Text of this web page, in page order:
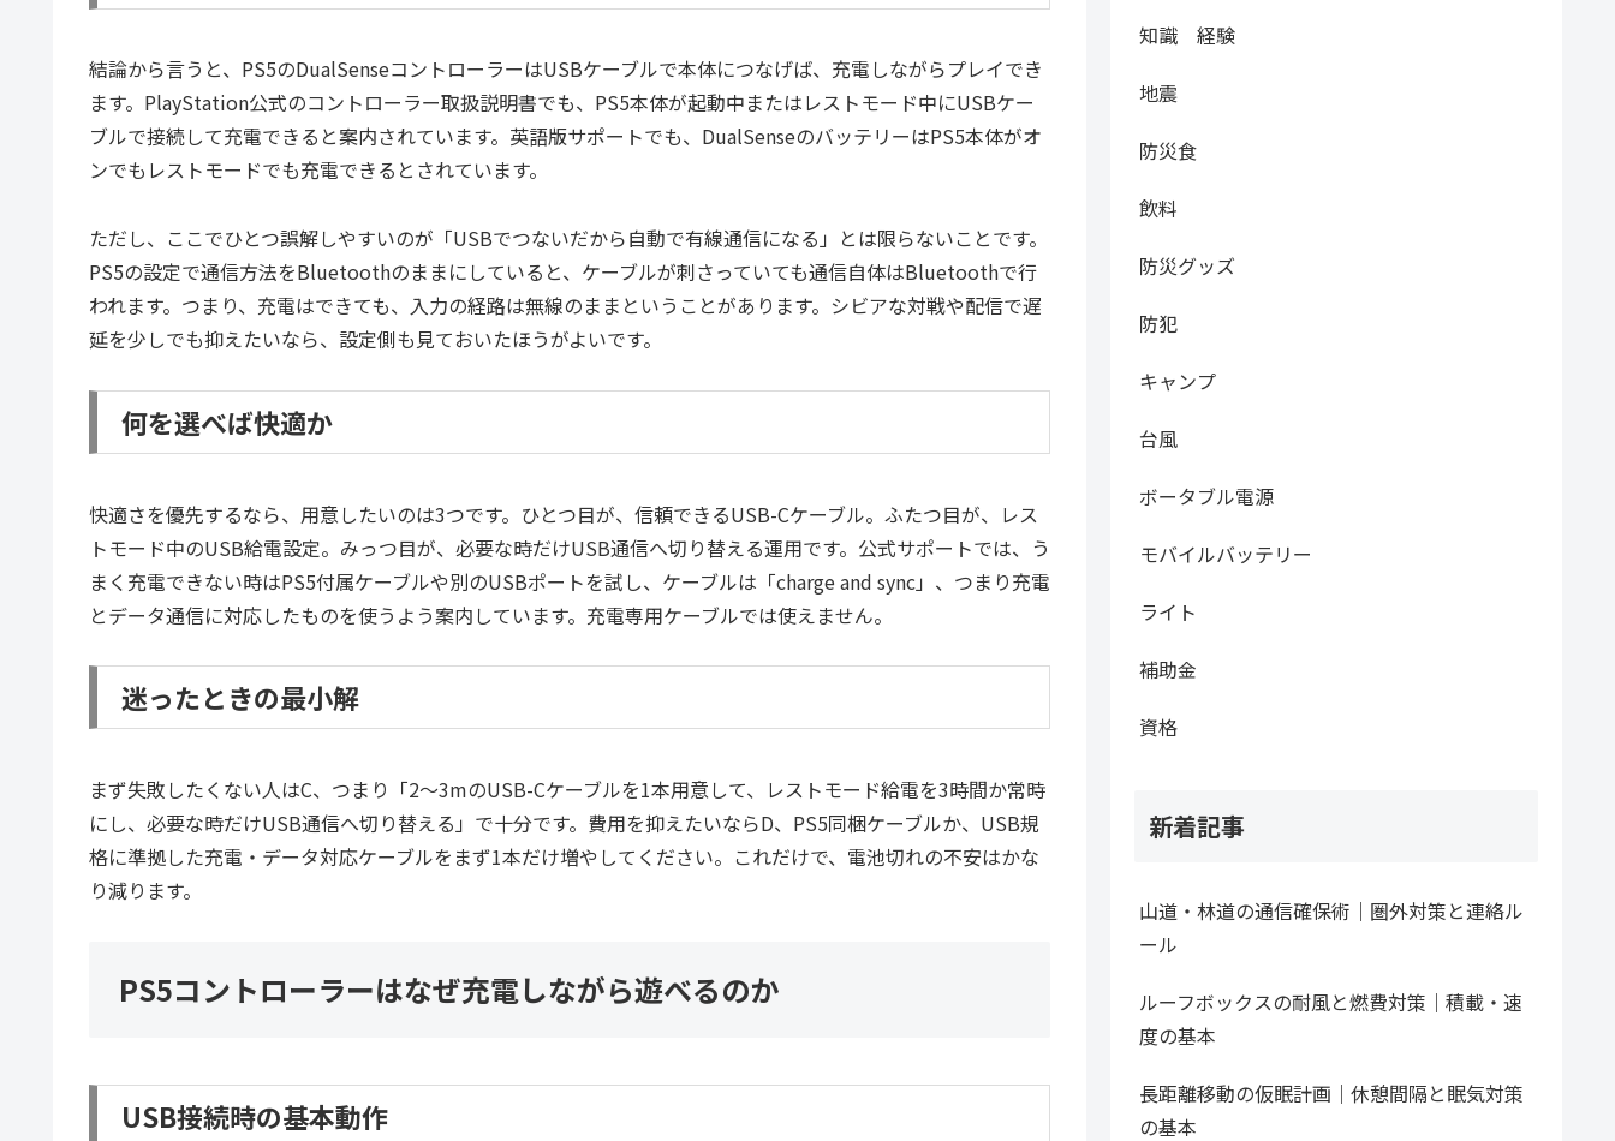
結論から言うと、PS5のDualSenseコントローラーはUSBケーブルで本体につなげば、充電しながらプレイでき
ます。PlayStation公式のコントローラー取扱説明書でも、PS5本体が起動中またはレストモード中にUSBケー
ブルで接続して充電できると案内されています。英語版サポートでも、DualSenseのバッテリーはPS5本体がオ
ンでもレストモードでも充電できるとされています。
ただし、ここでひとつ誤解しやすいのが「USBでつないだから自動で有線通信になる」とは限らないことです。
PS5の設定で通信方法をBluetoothのままにしていると、ケーブルが刺さっていても通信自体はBluetoothで行
われます。つまり、充電はできても、入力の経路は無線のままということがあります。シビアな対戦や配信で遅
延を少しでも抑えたいなら、設定側も見ておいたほうがよいです。
何を選べば快適か
快適さを優先するなら、用意したいのは3つです。ひとつ目が、信頼できるUSB-Cケーブル。ふたつ目が、レス
トモード中のUSB給電設定。みっつ目が、必要な時だけUSB通信へ切り替える運用です。公式サポートでは、う
まく充電できない時はPS5付属ケーブルや別のUSBポートを試し、ケーブルは「charge and sync」、つまり充電
とデータ通信に対応したものを使うよう案内しています。充電専用ケーブルでは使えません。
迷ったときの最小解
まず失敗したくない人はC、つまり「2〜3mのUSB-Cケーブルを1本用意して、レストモード給電を3時間か常時
にし、必要な時だけUSB通信へ切り替える」で十分です。費用を抑えたいならD、PS5同梱ケーブルか、USB規
格に準拠した充電・データ対応ケーブルをまず1本だけ増やしてください。これだけで、電池切れの不安はかな
り減ります。
PS5コントローラーはなぜ充電しながら遊べるのか
USB接続時の基本動作
知識 経験
地震
防災食
飲料
防災グッズ
防犯
キャンプ
台風
ボータブル電源
モバイルバッテリー
ライト
補助金
資格
新着記事
山道・林道の通信確保術｜圏外対策と連絡ル
ール
ルーフボックスの耐風と燃費対策｜積載・速
度の基本
長距離移動の仮眠計画｜休憩間隔と眠気対策
の基本